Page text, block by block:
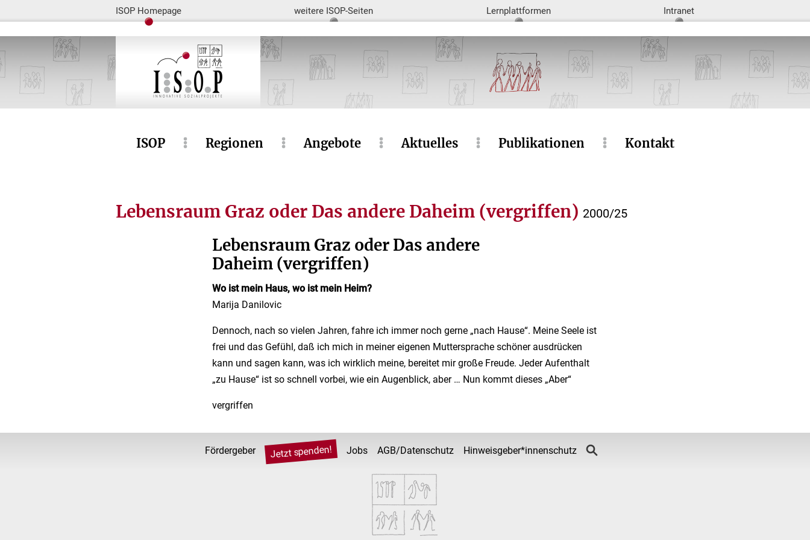
ISOP Homepage weitere ISOP-Seiten Lernplattformen Intranet
ISOP Regionen Angebote Aktuelles Publikationen Kontakt
Lebensraum Graz oder Das andere Daheim (vergriffen) 2000/25
Lebensraum Graz oder Das andere
Daheim (vergriffen)
Wo ist mein Haus, wo ist mein Heim?
Marija Danilovic
Dennoch, nach so vielen Jahren, fahre ich immer noch gerne „nach Hause“. Meine Seele ist
frei und das Gefühl, daß ich mich in meiner eigenen Muttersprache schöner ausdrücken
kann und sagen kann, was ich wirklich meine, bereitet mir große Freude. Jeder Aufenthalt
„zu Hause“ ist so schnell vorbei, wie ein Augenblick, aber … Nun kommt dieses „Aber“
vergriffen
Fördergeber Jetzt spenden! Jobs AGB/Datenschutz Hinweisgeber*innenschutz